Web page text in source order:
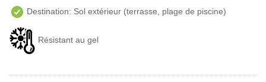
Destination: Sol extérieur (terrasse, plage de piscine)
Résistant au gel